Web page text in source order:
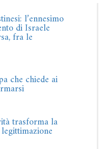
l’ennesimo
di Israele
fra le
che chiede ai
trasforma la